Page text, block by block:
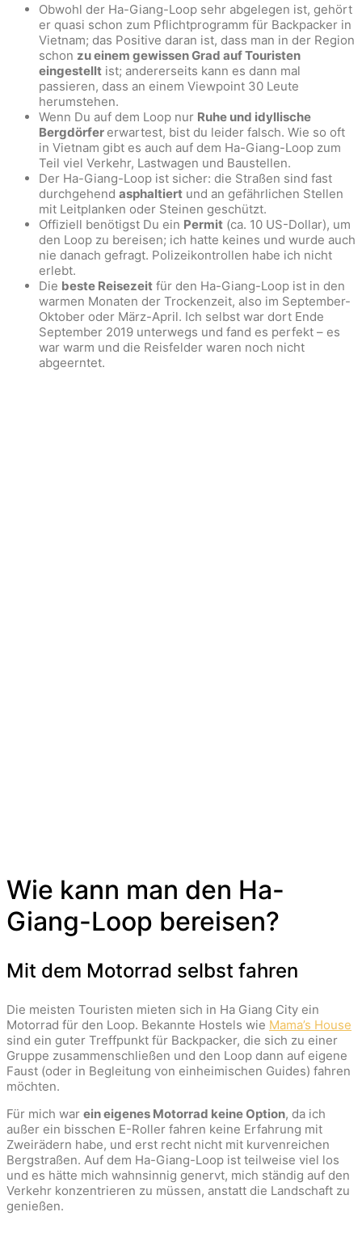
Obwohl der Ha-Giang-Loop sehr abgelegen ist, gehört
er quasi schon zum Pflichtprogramm für Backpacker in
Vietnam; das Positive daran ist, dass man in der Region
schon zu einem gewissen Grad auf Touristen
eingestellt ist; andererseits kann es dann mal
passieren, dass an einem Viewpoint 30 Leute
herumstehen.
Wenn Du auf dem Loop nur Ruhe und idyllische
Bergdörfer erwartest, bist du leider falsch. Wie so oft
in Vietnam gibt es auch auf dem Ha-Giang-Loop zum
Teil viel Verkehr, Lastwagen und Baustellen.
Der Ha-Giang-Loop ist sicher: die Straßen sind fast
durchgehend asphaltiert und an gefährlichen Stellen
mit Leitplanken oder Steinen geschützt.
Offiziell benötigst Du ein Permit (ca. 10 US-Dollar), um
den Loop zu bereisen; ich hatte keines und wurde auch
nie danach gefragt. Polizeikontrollen habe ich nicht
erlebt.
Die beste Reisezeit für den Ha-Giang-Loop ist in den
warmen Monaten der Trockenzeit, also im September-
Oktober oder März-April. Ich selbst war dort Ende
September 2019 unterwegs und fand es perfekt – es
war warm und die Reisfelder waren noch nicht
abgeerntet.
Wie kann man den Ha-
Giang-Loop bereisen?
Mit dem Motorrad selbst fahren
Die meisten Touristen mieten sich in Ha Giang City ein
Motorrad für den Loop. Bekannte Hostels wie Mama’s House
sind ein guter Treffpunkt für Backpacker, die sich zu einer
Gruppe zusammenschließen und den Loop dann auf eigene
Faust (oder in Begleitung von einheimischen Guides) fahren
möchten.
Für mich war ein eigenes Motorrad keine Option, da ich
außer ein bisschen E-Roller fahren keine Erfahrung mit
Zweirädern habe, und erst recht nicht mit kurvenreichen
Bergstraßen. Auf dem Ha-Giang-Loop ist teilweise viel los
und es hätte mich wahnsinnig genervt, mich ständig auf den
Verkehr konzentrieren zu müssen, anstatt die Landschaft zu
genießen.